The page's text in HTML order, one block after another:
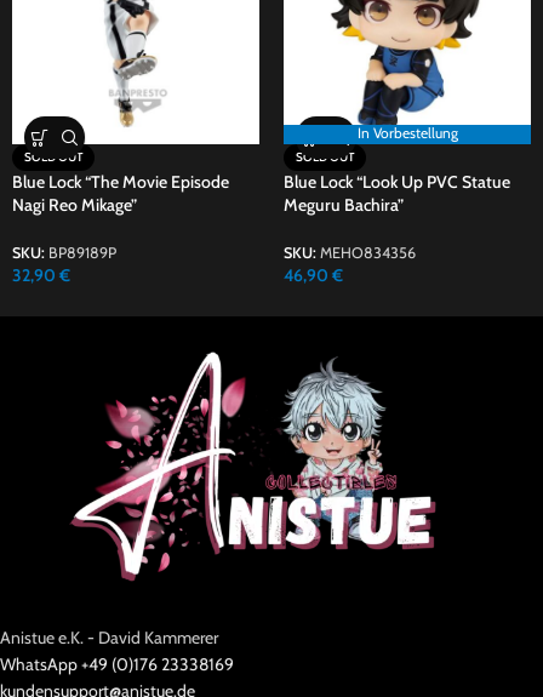
SOLD OUT
Blue Lock “The Movie Episode
Nagi Reo Mikage”
SKU: BP89189P
32,90 €
In Vorbestellung
SOLD OUT
Blue Lock “Look Up PVC Statue
Meguru Bachira”
SKU: MEHO834356
46,90 €
Anistue e.K. - David Kammerer
WhatsApp +49 (0)176 23338169
kundensupport@anistue.de